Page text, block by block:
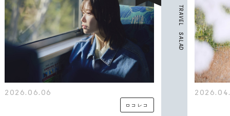
2026.06.06
ロコレコ
T
R
A
V
E
L
S
A
L
A
D